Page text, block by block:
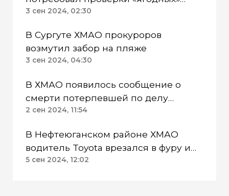
мигрантов в Сургуте ХМАО
3 сен 2024, 02:30
В Сургуте ХМАО прокуроров
возмутил забор на пляже
3 сен 2024, 04:30
В ХМАО появилось сообщение о
смерти потерпевшей по делу
пилотажной группы «Барсы»
2 сен 2024, 11:54
В Нефтеюганском районе ХМАО
водитель Toyota врезался в фуру и
погиб
5 сен 2024, 12:02